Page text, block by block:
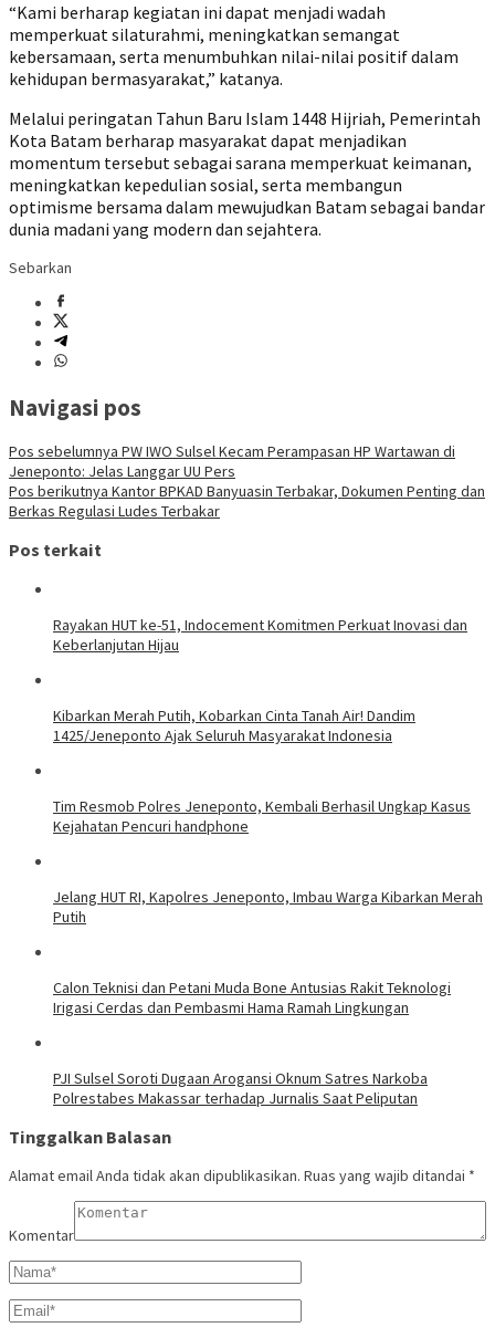
“Kami berharap kegiatan ini dapat menjadi wadah
memperkuat silaturahmi, meningkatkan semangat
kebersamaan, serta menumbuhkan nilai-nilai positif dalam
kehidupan bermasyarakat,” katanya.
Melalui peringatan Tahun Baru Islam 1448 Hijriah, Pemerintah
Kota Batam berharap masyarakat dapat menjadikan
momentum tersebut sebagai sarana memperkuat keimanan,
meningkatkan kepedulian sosial, serta membangun
optimisme bersama dalam mewujudkan Batam sebagai bandar
dunia madani yang modern dan sejahtera.
Sebarkan
Navigasi pos
Pos sebelumnya PW IWO Sulsel Kecam Perampasan HP Wartawan di
Jeneponto: Jelas Langgar UU Pers
Pos berikutnya Kantor BPKAD Banyuasin Terbakar, Dokumen Penting dan
Berkas Regulasi Ludes Terbakar
Pos terkait
Rayakan HUT ke-51, Indocement Komitmen Perkuat Inovasi dan
Keberlanjutan Hijau
Kibarkan Merah Putih, Kobarkan Cinta Tanah Air! Dandim
1425/Jeneponto Ajak Seluruh Masyarakat Indonesia
Tim Resmob Polres Jeneponto, Kembali Berhasil Ungkap Kasus
Kejahatan Pencuri handphone
Jelang HUT RI, Kapolres Jeneponto, Imbau Warga Kibarkan Merah
Putih
Calon Teknisi dan Petani Muda Bone Antusias Rakit Teknologi
Irigasi Cerdas dan Pembasmi Hama Ramah Lingkungan
PJI Sulsel Soroti Dugaan Arogansi Oknum Satres Narkoba
Polrestabes Makassar terhadap Jurnalis Saat Peliputan
Tinggalkan Balasan
Alamat email Anda tidak akan dipublikasikan. Ruas yang wajib ditandai *
Komentar